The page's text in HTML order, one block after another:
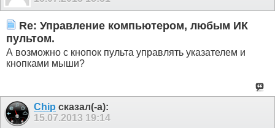
Re: Управление компьютером, любым ИК
пультом.
А возможно с кнопок пульта управлять указателем и
кнопками мыши?
Chip сказал(-а):
15.07.2013 19:14